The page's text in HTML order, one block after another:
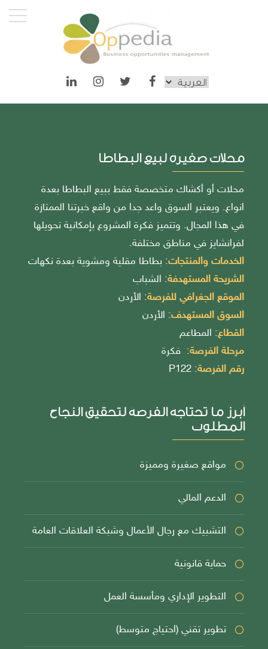
محلات صغيرة لبيع البطاطا
محلات أو أكشاك متخصصة فقط ببيع البطاطا بعدة
انواع. ويعتبر السوق واعد جدا من واقع خبرتنا الممتازة
في هذا المجال. وتتميز فكرة المشروع بإمكانية تحويلها
لفرانشايز في مناطق مختلفة.
الخدمات والمنتجات: بطاطا مقلية ومشوية بعدة نكهات
الشريحة المستهدفة: الشباب
الموقع الجغرافي للفرصة: الأردن
السوق المستهدف: الأردن
القطاع: المطاعم
مرحلة الفرصة: فكرة
رقم الفرصة: P122
أبرز ما تحتاجه الفرصة لتحقيق النجاح
المطلوب
مواقع صغيرة ومميزة
الدعم المالي
التشبيك مع رجال الأعمال وشبكة العلاقات العامة
حماية قانونية
التطوير الإداري ومأسسة العمل
تطوير تقني (احتياج متوسط)